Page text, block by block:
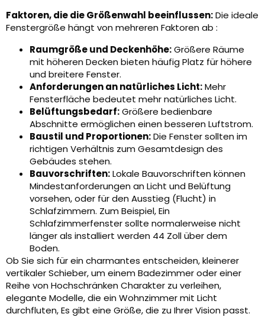
Faktoren, die die Größenwahl beeinflussen:Die ideale
Fenstergröße hängt von mehreren Faktoren ab :
Raumgröße und Deckenhöhe:Größere Räume
mit höheren Decken bieten häufig Platz für höhere
und breitere Fenster.
Anforderungen an natürliches Licht:Mehr
Fensterfläche bedeutet mehr natürliches Licht.
Belüftungsbedarf:Größere bedienbare
Abschnitte ermöglichen einen besseren Luftstrom.
Baustil und Proportionen:Die Fenster sollten im
richtigen Verhältnis zum Gesamtdesign des
Gebäudes stehen.
Bauvorschriften:Lokale Bauvorschriften können
Mindestanforderungen an Licht und Belüftung
vorsehen, oder für den Ausstieg (Flucht) in
Schlafzimmern. Zum Beispiel, Ein
Schlafzimmerfenster sollte normalerweise nicht
länger als installiert werden 44 Zoll über dem
Boden.
Ob Sie sich für ein charmantes entscheiden, kleinerer
vertikaler Schieber, um einem Badezimmer oder einer
Reihe von Hochschränken Charakter zu verleihen,
elegante Modelle, die ein Wohnzimmer mit Licht
durchfluten, Es gibt eine Größe, die zu Ihrer Vision passt.